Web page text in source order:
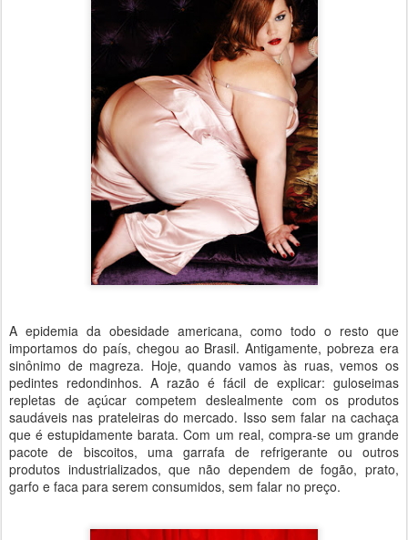
A epidemia da obesidade americana, como todo o resto que
importamos do país, chegou ao Brasil. Antigamente, pobreza era
sinônimo de magreza. Hoje, quando vamos às ruas, vemos os
pedintes redondinhos. A razão é fácil de explicar: guloseimas
repletas de açúcar competem deslealmente com os produtos
saudáveis nas prateleiras do mercado. Isso sem falar na cachaça
que é estupidamente barata. Com um real, compra-se um grande
pacote de biscoitos, uma garrafa de refrigerante ou outros
produtos industrializados, que não dependem de fogão, prato,
garfo e faca para serem consumidos, sem falar no preço.